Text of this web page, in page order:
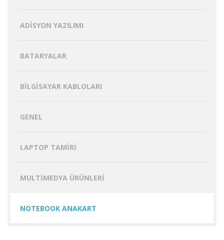
ADISYON YAZILIMI
BATARYALAR
BILGISAYAR KABLOLARI
GENEL
LAPTOP TAMIRI
MULTIMEDYA ÜRÜNLERI
NOTEBOOK ANAKART